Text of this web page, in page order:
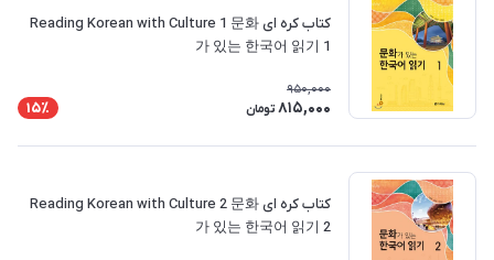
کتاب کره ای Reading Korean with Culture 1 문화
가 있는 한국어 읽기 1
950,000
815,000 تومان 15٪
کتاب کره ای Reading Korean with Culture 2 문화
가 있는 한국어 읽기 2